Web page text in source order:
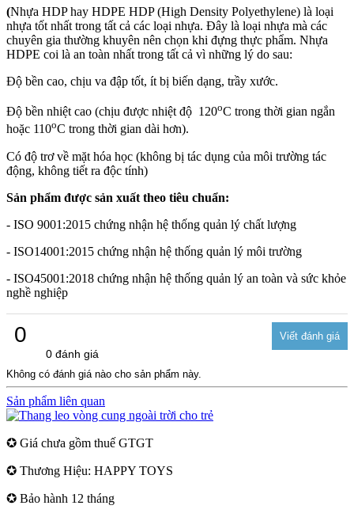
(Nhựa HDP hay HDPE HDP (High Density Polyethylene) là loại
nhựa tốt nhất trong tất cả các loại nhựa. Đây là loại nhựa mà các
chuyên gia thường khuyên nên chọn khi đựng thực phẩm. Nhựa
HDPE coi là an toàn nhất trong tất cả vì những lý do sau:
Độ bền cao, chịu va đập tốt, ít bị biến dạng, trầy xước.
Độ bền nhiệt cao (chịu được nhiệt độ 120oC trong thời gian ngắn
hoặc 110oC trong thời gian dài hơn).
Có độ trơ về mặt hóa học (không bị tác dụng của môi trường tác
động, không tiết ra độc tính)
Sản phẩm được sản xuất theo tiêu chuẩn:
- ISO 9001:2015 chứng nhận hệ thống quản lý chất lượng
- ISO14001:2015 chứng nhận hệ thống quản lý môi trường
- ISO45001:2018 chứng nhận hệ thống quản lý an toàn và sức khỏe
nghề nghiệp
0
0 đánh giá
Không có đánh giá nào cho sản phẩm này.
Sản phẩm liên quan
✪ Giá chưa gồm thuế GTGT
✪ Thương Hiệu: HAPPY TOYS
✪ Bảo hành 12 tháng